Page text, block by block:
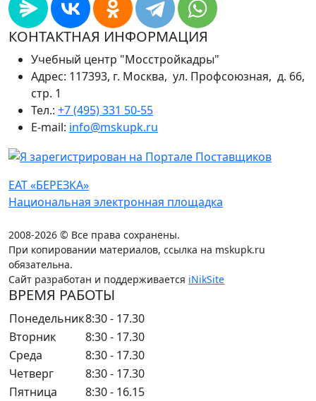
КОНТАКТНАЯ ИНФОРМАЦИЯ
Учебный центр "Мосстройкадры"
Адрес: 117393, г. Москва, ул. Профсоюзная, д. 66,
стр. 1
Тел.: +7 (495) 331 50-55
E-mail: info@mskupk.ru
ЕАТ «БЕРЕЗКА»
Национальная электронная площадка
2008-2026 © Все права сохранены.
При копировании материалов, ссылка на mskupk.ru
обязательна.
Сайт разработан и поддерживается iNikSite
ВРЕМЯ РАБОТЫ
Понедельник8:30 - 17.30
Вторник
8:30 - 17.30
Среда
8:30 - 17.30
Четверг
8:30 - 17.30
Пятница
8:30 - 16.15